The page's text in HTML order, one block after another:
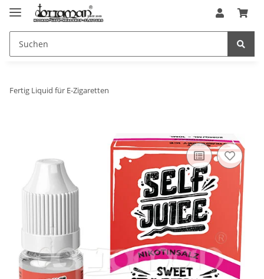
Fertig Liquid für E-Zigaretten